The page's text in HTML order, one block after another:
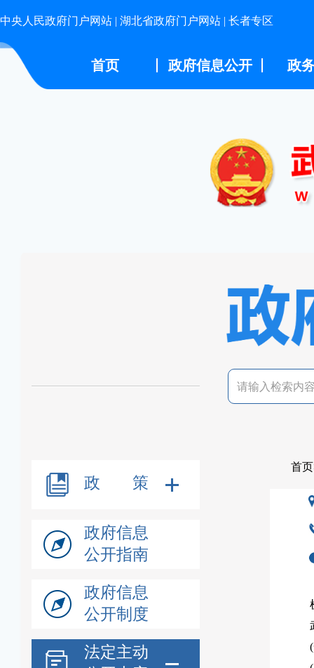
中央人民政府门户网站 | 湖北省政府门户网站 | 长者专区
首页 政府信息公开 政
政 策
政府信息
公开指南
政府信息
公开制度
法定主动
首页